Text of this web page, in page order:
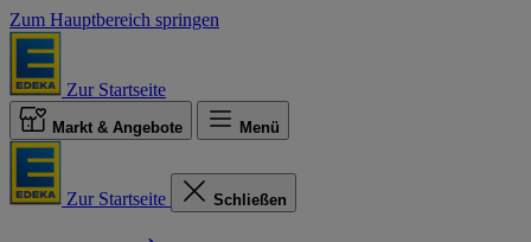
Zum Hauptbereich springen
Zur Startseite
Markt & Angebote Menü
Zur Startseite Schließen